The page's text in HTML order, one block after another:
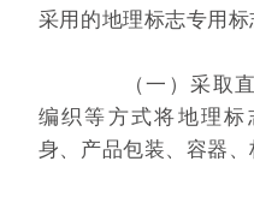
采用的地理标志专用标
（一）采取直
编织等方式将地理
身、产品包装、容器、